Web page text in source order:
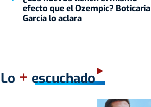
efecto que el Ozempic? Boticaria
García lo aclara
Lo + escuchado